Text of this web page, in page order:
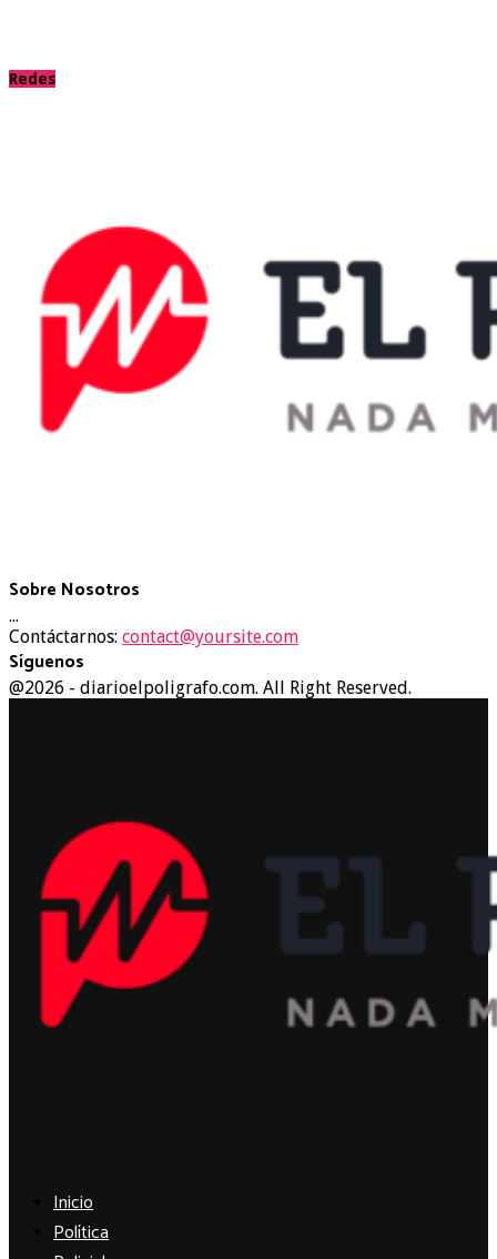
Redes
Sobre Nosotros
...
Contáctarnos: contact@yoursite.com
Síguenos
Facebook
Twitter
Instagram
Youtube
@2026 - diarioelpoligrafo.com. All Right Reserved.
Inicio
Política